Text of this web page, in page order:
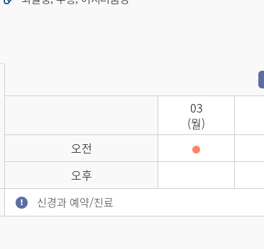
03
(월)
오전
오후
신경과 예약/진료